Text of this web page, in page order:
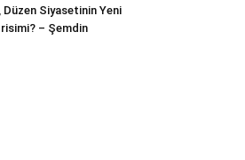
Siyasetinin Yeni
– Şemdin